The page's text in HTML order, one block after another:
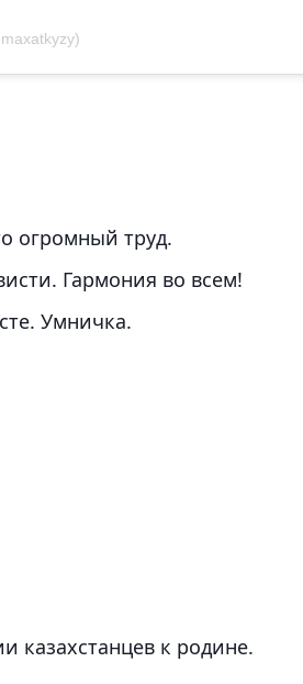
огромный труд.
Гармония во всем!
Умничка.
казахстанцев к родине.